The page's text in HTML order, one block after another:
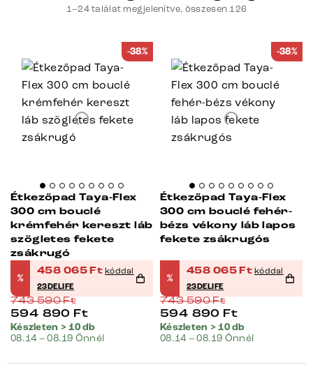
1–24 találat megjelenítve, összesen 126
-38%
Étkezőpad Taya-Flex
300 cm bouclé
krémfehér kereszt láb
szögletes fekete
zsákrugó
%
458 065Ft kóddal
23DELIFE
743 590Ft
594 890 Ft
Készleten > 10 db
08.14 – 08.19 Önnél
-38%
Étkezőpad Taya-Flex
300 cm bouclé fehér-
bézs vékony láb lapos
fekete zsákrugós
%
458 065Ft kóddal
23DELIFE
743 590Ft
594 890 Ft
Készleten > 10 db
08.14 – 08.19 Önnél